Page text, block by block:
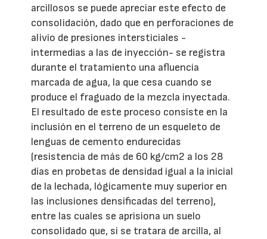
arcillosos se puede apreciar este efecto de
consolidación, dado que en perforaciones de
alivio de presiones intersticiales -
intermedias a las de inyección- se registra
durante el tratamiento una afluencia
marcada de agua, la que cesa cuando se
produce el fraguado de la mezcla inyectada.
El resultado de este proceso consiste en la
inclusión en el terreno de un esqueleto de
lenguas de cemento endurecidas
(resistencia de más de 60 kg/cm2 a los 28
días en probetas de densidad igual a la inicial
de la lechada, lógicamente muy superior en
las inclusiones densificadas del terreno),
entre las cuales se aprisiona un suelo
consolidado que, si se tratara de arcilla, al